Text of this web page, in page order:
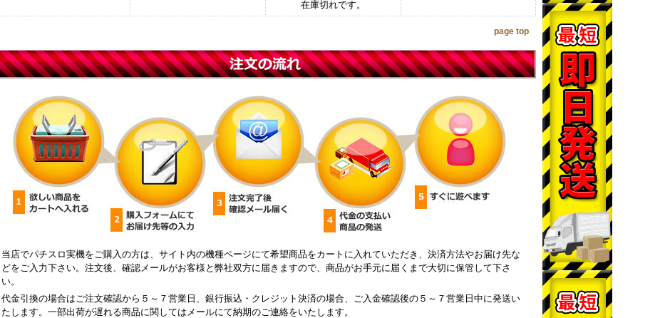
在庫切れです。
page top
当店でパチスロ実機をご購入の方は、サイト内の機種ページにて希望商品をカートに入れていただき、決済方法やお届け先な
どをご入力下さい。注文後、確認メールがお客様と弊社双方に届きますので、商品がお手元に届くまで大切に保管して下さ
い。
代金引換の場合はご注文確認から５～７営業日、銀行振込・クレジット決済の場合、ご入金確認後の５～７営業日中に発送い
たします。一部出荷が遅れる商品に関してはメールにて納期のご連絡をいたします。